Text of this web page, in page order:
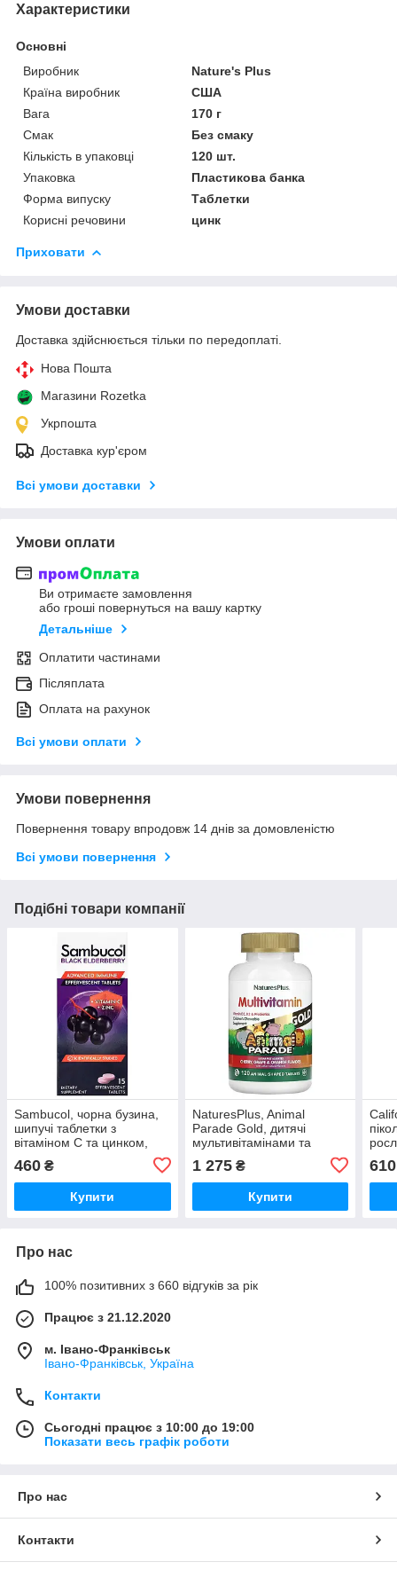
Характеристики
Основні
Виробник
Nature's Plus
Країна виробник
США
Вага
170 г
Смак
Без смаку
Кількість в упаковці
120 шт.
Упаковка
Пластикова банка
Форма випуску
Таблетки
Корисні речовини
цинк
Приховати
Умови доставки
Доставка здійснюється тільки по передоплаті.
Нова Пошта
Магазини Rozetka
Укрпошта
Доставка кур'єром
Всі умови доставки
Умови оплати
Ви отримаєте замовлення
або гроші повернуться на вашу картку
Детальніше
Оплатити частинами
Післяплата
Оплата на рахунок
Всі умови оплати
Умови повернення
Повернення товару впродовж 14 днів за домовленістю
Всі умови повернення
Подібні товари компанії
Sambucol, чорна бузина,
шипучі таблетки з
вітаміном C та цинком,
шипучих таблеток
460 ₴
Купити
NaturesPlus, Animal
Parade Gold, дитячі
мультивітамінами та
мікроелементами, асорті
смаків, 120 таблеток
1 275₴
Купити
610
Про нас
100% позитивних з 660 відгуків за рік
Працює з 21.12.2020
м. Івано-Франківськ
Івано-Франківськ, Україна
Контакти
Сьогодні працює з 10:00 до 19:00
Показати весь графік роботи
Про нас
Контакти